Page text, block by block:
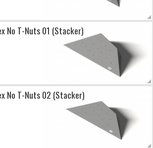
No T-Nuts 01 (Stacker)
No T-Nuts 02 (Stacker)